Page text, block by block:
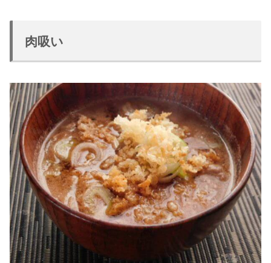
肉吸い